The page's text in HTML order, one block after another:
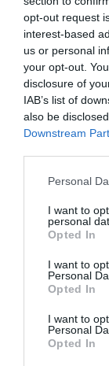
opt-out request
interest-based
us or personal
your opt-out.
disclosure of
IAB’s list of
also be
Downstream
Personal
I want to
personal
Opted In
I want to
Personal
Opted In
I want to
Personal
Opted In
La
que
Marcelo
historia, de
desmontar
cristiano"
Artículos